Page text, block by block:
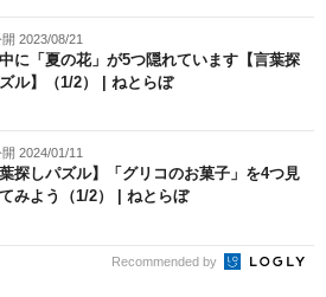
開 2023/08/21
に「夏の花」が5つ隠れています【言葉探
ル】（1/2） | ねとらぼ
開 2024/01/11
葉探しパズル】「グリコのお菓子」を4つ見
みよう（1/2） | ねとらぼ
Recommended by